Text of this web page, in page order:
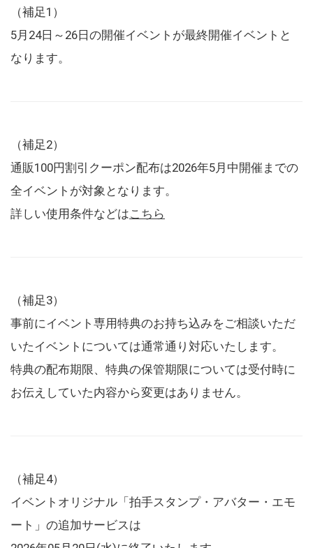
（補足1）
5月24日～26日の開催イベントが最終開催イベントと
なります。
（補足2）
通販100円割引クーポン配布は2026年5月中開催までの
全イベントが対象となります。
詳しい使用条件などはこちら
（補足3）
事前にイベント専用特典のお持ち込みをご相談いただ
いたイベントについては通常通り対応いたします。
特典の配布期限、特典の保管期限については受付時に
お伝えしていた内容から変更はありません。
（補足4）
イベントオリジナル「拍手スタンプ・アバター・エモ
ート」の追加サービスは